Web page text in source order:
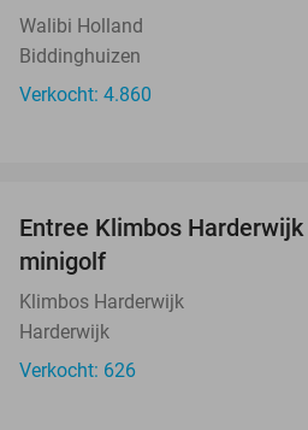
Walibi Holland
Biddinghuizen
Verkocht: 4.860
Entree Klimbos
minigolf
Klimbos Harderwijk
Harderwijk
Verkocht: 626